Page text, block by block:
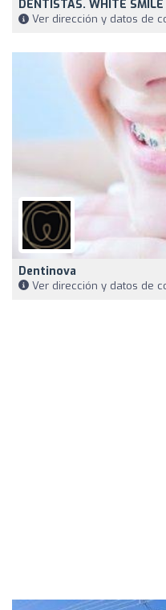
DENTISTAS. WHITE SMILE
Ver dirección y datos de
Dentinova
Ver dirección y datos de